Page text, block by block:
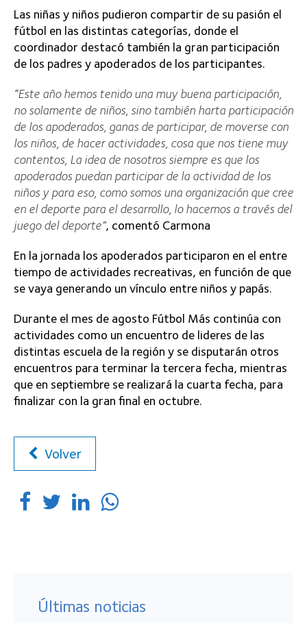
Las niñas y niños pudieron compartir de su pasión el
fútbol en las distintas categorías, donde el
coordinador destacó también la gran participación
de los padres y apoderados de los participantes.
“Este año hemos tenido una muy buena participación,
no solamente de niños, sino también harta participación
de los apoderados, ganas de participar, de moverse con
los niños, de hacer actividades, cosa que nos tiene muy
contentos, La idea de nosotros siempre es que los
apoderados puedan participar de la actividad de los
niños y para eso, como somos una organización que cree
en el deporte para el desarrollo, lo hacemos a través del
juego del deporte”, comentó Carmona
En la jornada los apoderados participaron en el entre
tiempo de actividades recreativas, en función de que
se vaya generando un vínculo entre niños y papás.
Durante el mes de agosto Fútbol Más continúa con
actividades como un encuentro de lideres de las
distintas escuela de la región y se disputarán otros
encuentros para terminar la tercera fecha, mientras
que en septiembre se realizará la cuarta fecha, para
finalizar con la gran final en octubre.
Volver
Últimas noticias